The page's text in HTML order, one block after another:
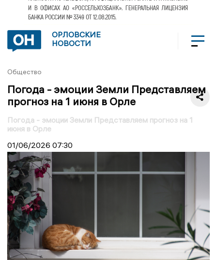
ОРЛОВСКИЕ
НОВОСТИ
Общество
Погода - эмоции Земли Представляем
прогноз на 1 июня в Орле
Погода - эмоции Земли Представляем прогноз на 1
июня в Орле
01/06/2026 07:30